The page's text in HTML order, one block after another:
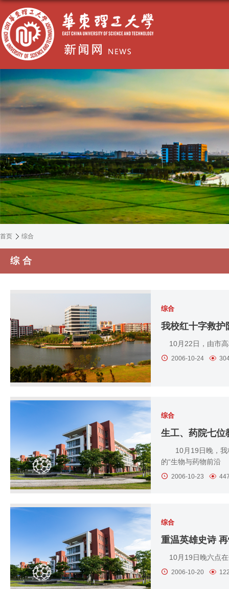
首页 综合
综合
综合
我校红十字救护
10月22日，由市高
2006-10-24
综合
生工、药院七位
10月19日晚，我
的“生物与药物前沿
2006-10-23
综合
重温英雄史诗
10月19日晚六点在
2006-10-20